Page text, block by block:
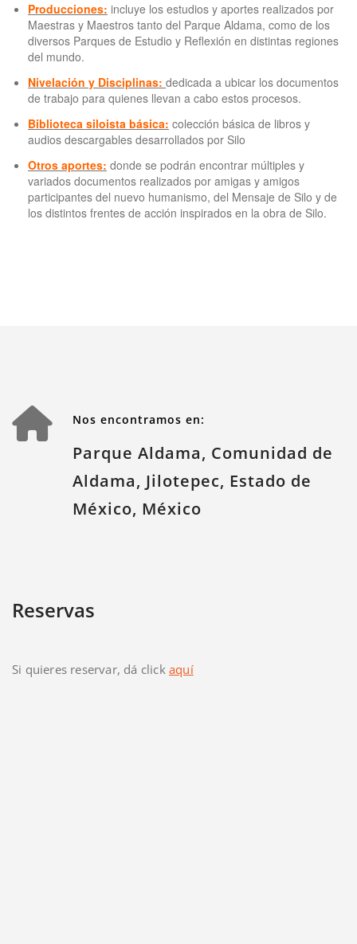
Producciones: incluye los estudios y aportes realizados por
Maestras y Maestros tanto del Parque Aldama, como de los
diversos Parques de Estudio y Reflexión en distintas regiones
del mundo.
Nivelación y Disciplinas: dedicada a ubicar los documentos
de trabajo para quienes llevan a cabo estos procesos.
Biblioteca siloista básica: colección básica de libros y
audios descargables desarrollados por Silo
Otros aportes: donde se podrán encontrar múltiples y
variados documentos realizados por amigas y amigos
participantes del nuevo humanismo, del Mensaje de Silo y de
los distintos frentes de acción inspirados en la obra de Silo.
Nos encontramos en:
Parque Aldama, Comunidad de
Aldama, Jilotepec, Estado de
México, México
Reservas
Si quieres reservar, dá click aquí